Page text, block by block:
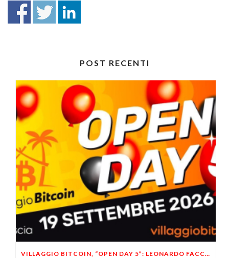
POST RECENTI
VILLAGGIO BITCOIN, “OPEN DAY 5”: LEONARDO FACCO OSPITE A BRESCIA